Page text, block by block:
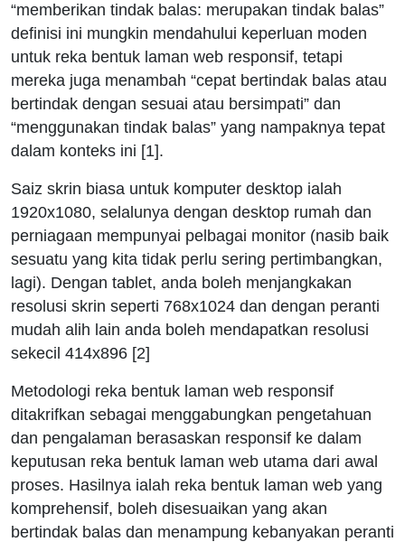
“memberikan tindak balas: merupakan tindak balas”
definisi ini mungkin mendahului keperluan moden
untuk reka bentuk laman web responsif, tetapi
mereka juga menambah “cepat bertindak balas atau
bertindak dengan sesuai atau bersimpati” dan
“menggunakan tindak balas” yang nampaknya tepat
dalam konteks ini [1].
Saiz skrin biasa untuk komputer desktop ialah
1920x1080, selalunya dengan desktop rumah dan
perniagaan mempunyai pelbagai monitor (nasib baik
sesuatu yang kita tidak perlu sering pertimbangkan,
lagi). Dengan tablet, anda boleh menjangkakan
resolusi skrin seperti 768x1024 dan dengan peranti
mudah alih lain anda boleh mendapatkan resolusi
sekecil 414x896 [2]
Metodologi reka bentuk laman web responsif
ditakrifkan sebagai menggabungkan pengetahuan
dan pengalaman berasaskan responsif ke dalam
keputusan reka bentuk laman web utama dari awal
proses. Hasilnya ialah reka bentuk laman web yang
komprehensif, boleh disesuaikan yang akan
bertindak balas dan menampung kebanyakan peranti